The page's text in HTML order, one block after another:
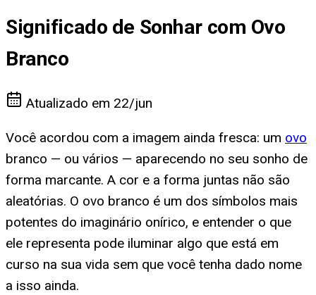
Significado de Sonhar com Ovo
Branco
Atualizado em 22/jun
Você acordou com a imagem ainda fresca: um ovo
branco — ou vários — aparecendo no seu sonho de
forma marcante. A cor e a forma juntas não são
aleatórias. O ovo branco é um dos símbolos mais
potentes do imaginário onírico, e entender o que
ele representa pode iluminar algo que está em
curso na sua vida sem que você tenha dado nome
a isso ainda.